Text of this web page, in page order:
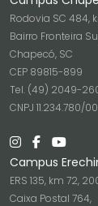
Rodovia SC 484,
Bairro Fronteira
Chapecó, SC
CEP 89815-899
Tel. (49) 2049-
CNPJ 11.234.780/
Campus
ERS 135, km 72,
Caixa Postal 764,